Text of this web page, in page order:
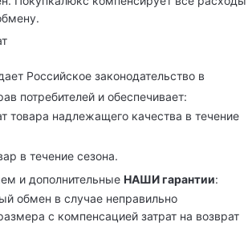
Российское законодательство в
потребителей и обеспечивает:
товара надлежащего качества в течение
в течение сезона.
и дополнительные НАШИ гарантии:
обмен в случае неправильно
с компенсацией затрат на возврат